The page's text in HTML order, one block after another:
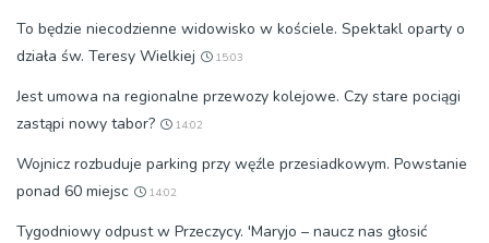
To będzie niecodzienne widowisko w kościele. Spektakl oparty o
działa św. Teresy Wielkiej
15:03
Jest umowa na regionalne przewozy kolejowe. Czy stare pociągi
zastąpi nowy tabor?
14:02
Wojnicz rozbuduje parking przy węźle przesiadkowym. Powstanie
ponad 60 miejsc
14:02
Tygodniowy odpust w Przeczycy. 'Maryjo – naucz nas głosić